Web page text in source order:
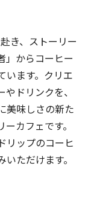
き、ストーリー
」からコーヒー
います。クリエ
ドリンクを、
美味しさの新た
カフェです。
リップのコーヒ
ただけます。